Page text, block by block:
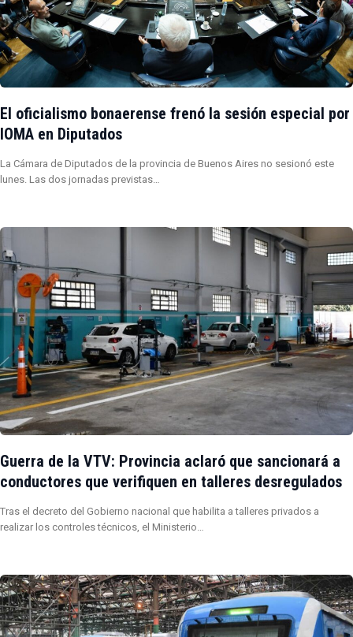
El oficialismo bonaerense frenó la sesión especial por
IOMA en Diputados
La Cámara de Diputados de la provincia de Buenos Aires no sesionó este
lunes. Las dos jornadas previstas…
Guerra de la VTV: Provincia aclaró que sancionará a
conductores que verifiquen en talleres desregulados
Tras el decreto del Gobierno nacional que habilita a talleres privados a
realizar los controles técnicos, el Ministerio…